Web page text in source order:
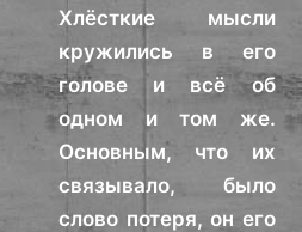
Хлёсткие мысли
кружились в его
голове и всё об
одном и том же.
Основным, что их
связывало, было
слово потеря, он его